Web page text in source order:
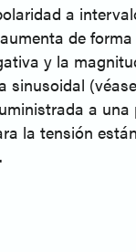
a
de
y la
a
la tensión